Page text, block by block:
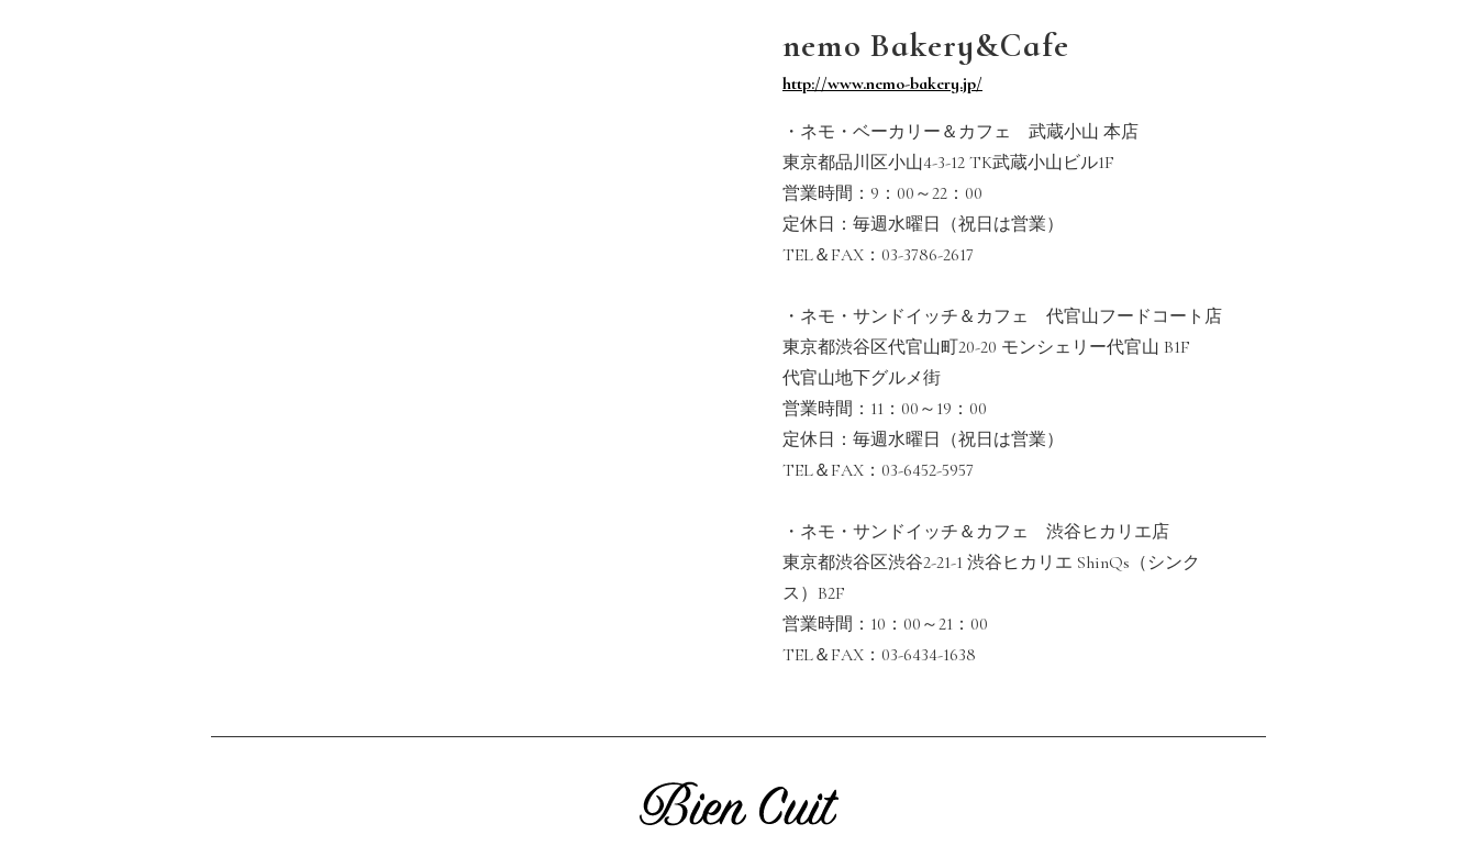
nemo Bakery&Cafe
http://www.nemo-bakery.jp/
・ネモ・ベーカリー＆カフェ 武蔵小山 本店
東京都品川区小山4-3-12 TK武蔵小山ビル1F
営業時間：9：00～22：00
定休日：毎週水曜日（祝日は営業）
TEL＆FAX：03-3786-2617
・ネモ・サンドイッチ＆カフェ 代官山フードコート店
東京都渋谷区代官山町20-20 モンシェリー代官山 B1F
代官山地下グルメ街
営業時間：11：00～19：00
定休日：毎週水曜日（祝日は営業）
TEL＆FAX：03-6452-5957
・ネモ・サンドイッチ＆カフェ 渋谷ヒカリエ店
東京都渋谷区渋谷2-21-1 渋谷ヒカリエ ShinQs（シンク
ス）B2F
営業時間：10：00～21：00
TEL＆FAX：03-6434-1638